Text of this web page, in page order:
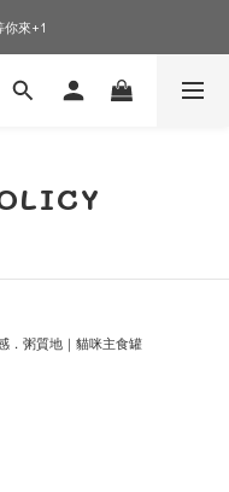
優惠🎉
來+1
優惠🎉